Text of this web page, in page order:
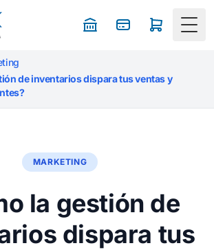
de inventarios dispara tus ventas y
MARKETING
la gestión de
dispara tus